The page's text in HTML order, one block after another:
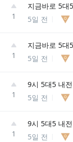
1
5일 전
1
5일 전
1
5일 전
1
5일 전